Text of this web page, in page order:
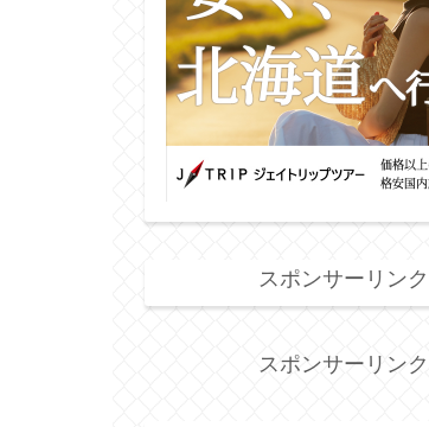
スポンサーリンク
スポンサーリンク